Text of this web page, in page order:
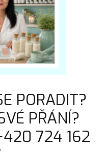
PORADIT?
PŘÁNÍ?
724 162